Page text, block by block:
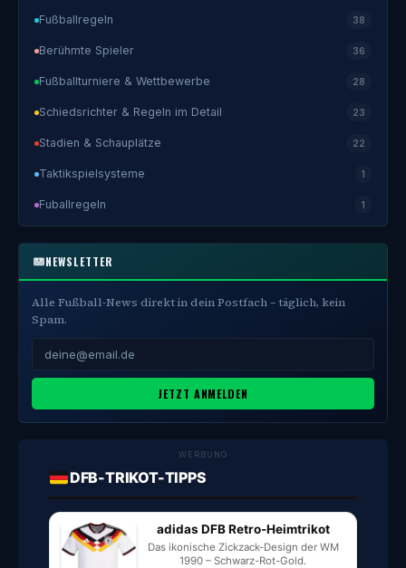
Fußballregeln 38
Berühmte Spieler 36
Fußballturniere & Wettbewerbe 28
Schiedsrichter & Regeln im Detail 23
Stadien & Schauplätze 22
Taktikspielsysteme 1
Fuballregeln 1
NEWSLETTER
Alle Fußball-News direkt in dein Postfach – täglich, kein
Spam.
JETZT ANMELDEN
WERBUNG
DFB-TRIKOT-TIPPS
adidas DFB Retro-Heimtrikot
Das ikonische Zickzack-Design der WM
1990 – Schwarz-Rot-Gold.